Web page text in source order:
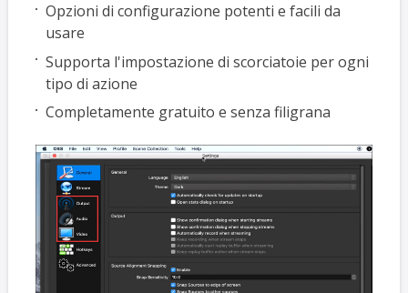
Opzioni di configurazione potenti e facili da
usare
Supporta l'impostazione di scorciatoie per ogni
tipo di azione
Completamente gratuito e senza filigrana